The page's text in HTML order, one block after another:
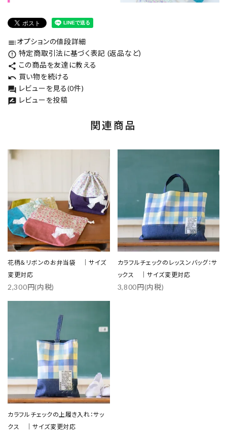
tocオプションの値段詳細
error_outline 特定商取引法に基づく表記 (返品など)
share この商品を友達に教える
undo 買い物を続ける
forum レビューを見る(0件)
rate_review レビューを投稿
関連商品
花柄＆リボンのお弁当袋 ｜サイズ
変更対応
2,300円(内税)
カラフルチェックのレッスンバッグ：サ
ックス ｜サイズ変更対応
3,800円(内税)
カラフルチェックの上履き入れ：サッ
クス ｜サイズ変更対応